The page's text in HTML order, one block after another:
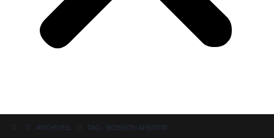
ARCHIVES TAG - BOISSON APÉRITIF